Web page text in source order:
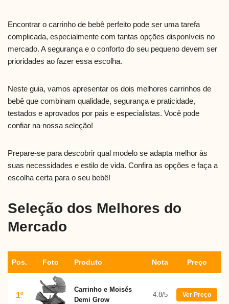
Encontrar o carrinho de bebê perfeito pode ser uma tarefa
complicada, especialmente com tantas opções disponíveis no
mercado. A segurança e o conforto do seu pequeno devem ser
prioridades ao fazer essa escolha.
Neste guia, vamos apresentar os dois melhores carrinhos de
bebê que combinam qualidade, segurança e praticidade,
testados e aprovados por pais e especialistas. Você pode
confiar na nossa seleção!
Prepare-se para descobrir qual modelo se adapta melhor às
suas necessidades e estilo de vida. Confira as opções e faça a
escolha certa para o seu bebê!
Seleção dos Melhores do
Mercado
Pos. Foto Produto Nota Preço
1º
Carrinho e Moisés
Demi Grow
4.8/5 Ver Preço